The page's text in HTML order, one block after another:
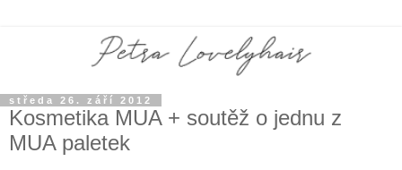
středa 26. září 2012
Kosmetika MUA + soutěž o jednu z
MUA paletek